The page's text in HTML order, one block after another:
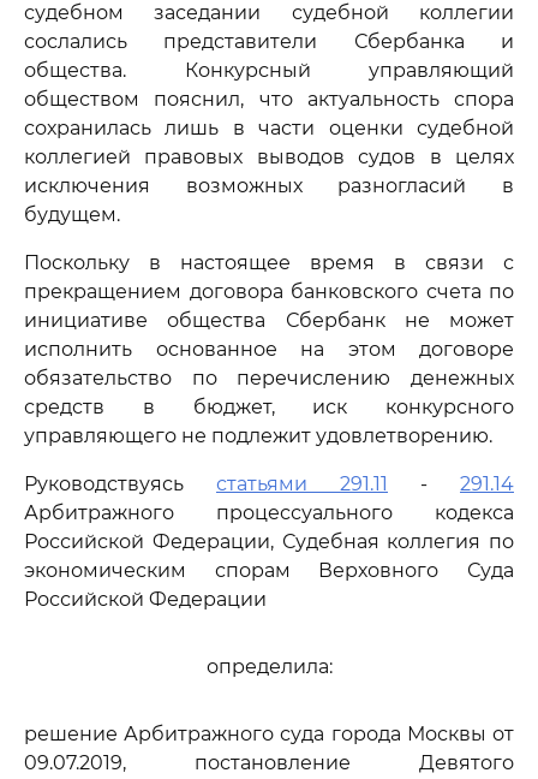
судебном заседании судебной коллегии
сослались представители Сбербанка и
общества. Конкурсный управляющий
обществом пояснил, что актуальность спора
сохранилась лишь в части оценки судебной
коллегией правовых выводов судов в целях
исключения возможных разногласий в
будущем.
Поскольку в настоящее время в связи с
прекращением договора банковского счета по
инициативе общества Сбербанк не может
исполнить основанное на этом договоре
обязательство по перечислению денежных
средств в бюджет, иск конкурсного
управляющего не подлежит удовлетворению.
Руководствуясь статьями 291.11 - 291.14
Арбитражного процессуального кодекса
Российской Федерации, Судебная коллегия по
экономическим спорам Верховного Суда
Российской Федерации
определила:
решение Арбитражного суда города Москвы от
09.07.2019, постановление Девятого